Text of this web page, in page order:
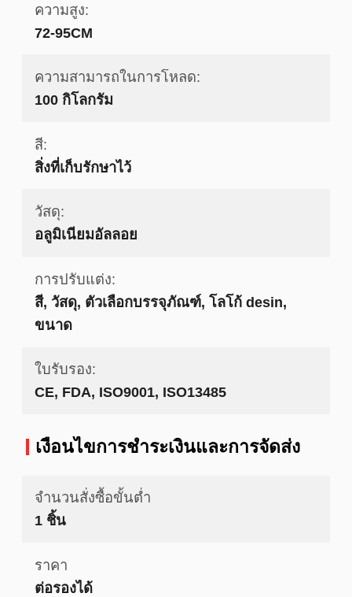
ความสูง:
72-95CM
ความสามารถในการโหลด:
100 กิโลกรัม
สี:
สิ่งที่เก็บรักษาไว้
วัสดุ:
อลูมิเนียมอัลลอย
การปรับแต่ง:
สี, วัสดุ, ตัวเลือกบรรจุภัณฑ์, โลโก้ desin,
ขนาด
ใบรับรอง:
CE, FDA, ISO9001, ISO13485
เงื่อนไขการชำระเงินและการจัดส่ง
จำนวนสั่งซื้อขั้นต่ำ
1 ชิ้น
ราคา
ต่อรองได้